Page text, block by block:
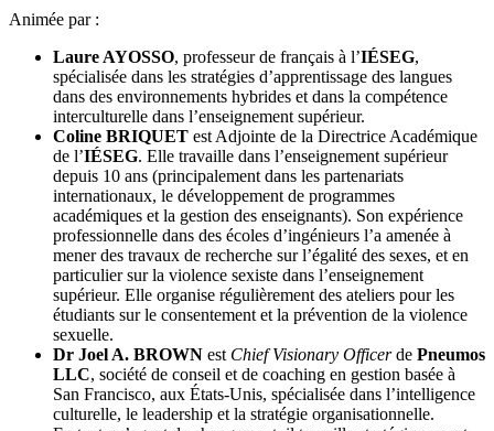
Animée par :
Laure AYOSSO, professeur de français à l’IÉSEG,
spécialisée dans les stratégies d’apprentissage des langues
dans des environnements hybrides et dans la compétence
interculturelle dans l’enseignement supérieur.
Coline BRIQUET est Adjointe de la Directrice Académique
de l’IÉSEG. Elle travaille dans l’enseignement supérieur
depuis 10 ans (principalement dans les partenariats
internationaux, le développement de programmes
académiques et la gestion des enseignants). Son expérience
professionnelle dans des écoles d’ingénieurs l’a amenée à
mener des travaux de recherche sur l’égalité des sexes, et en
particulier sur la violence sexiste dans l’enseignement
supérieur. Elle organise régulièrement des ateliers pour les
étudiants sur le consentement et la prévention de la violence
sexuelle.
Dr Joel A. BROWN est Chief Visionary Officerde Pneumos
LLC, société de conseil et de coaching en gestion basée à
San Francisco, aux États-Unis, spécialisée dans l’intelligence
culturelle, le leadership et la stratégie organisationnelle.